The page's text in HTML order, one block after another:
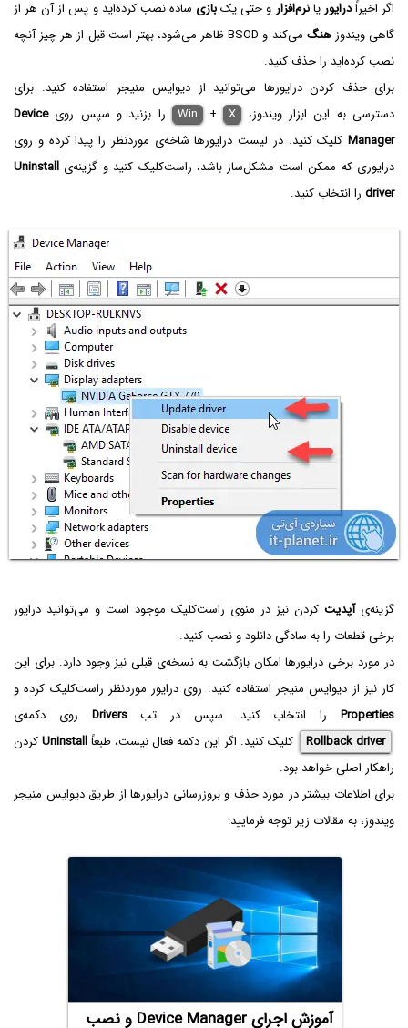
اگر اخیراًدرایور یانرم‌افزار و حتی یکبازی ساده نصب کرده‌اید و پس از آن هر از
گاهی ویندوزهنگ
می‌کند و BSOD ظاهر می‌شود، بهتر است قبل از هر چیز آنچه
نصب کرده‌اید را حذف کنید.
برای حذف کردن درایورها می‌توانید از دیوایس منیجر استفاده کنید. برای
دسترسی به این ابزار ویندوز،
Win + X را بزنید و سپس رویDevice
Manager کلیک کنید. در لیست درایورها شاخه‌ی موردنظر را پیدا کرده و روی
درایوری که ممکن است مشکل‌ساز باشد، راست‌کلیک کنید و گزینه‌ی Uninstall
driver را انتخاب کنید.
گزینه‌یآپدیت کردن نیز در منوی راست‌کلیک موجود است و می‌توانید درایور
برخی قطعات را به سادگی دانلود و نصب کنید.
در مورد برخی درایورها امکان بازگشت به نسخه‌ی قبلی نیز وجود دارد. برای این
کار نیز از دیوایس منیجر استفاده کنید. روی درایور موردنظر راست‌کلیک کرده و
Propertiesرا انتخاب کنید. سپس در تبDrivers روی دکمه‌ی
Rollback driver
کلیک کنید. اگر این دکمه فعال نیست، طبعاًUninstallکردن
راهکار اصلی خواهد بود.
برای اطلاعات بیشتر در مورد حذف و بروزرسانی درایورها از طریق دیوایس منیجر
ویندوز، به مقالات زیر توجه فرمایید:
آموزش اجرای Device Manager و نصب